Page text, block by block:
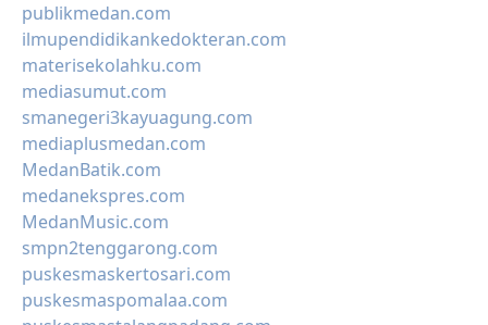
publikmedan.com
ilmupendidikankedokteran.com
materisekolahku.com
mediasumut.com
smanegeri3kayuagung.com
mediaplusmedan.com
MedanBatik.com
medanekspres.com
MedanMusic.com
smpn2tenggarong.com
puskesmaskertosari.com
puskesmaspomalaa.com